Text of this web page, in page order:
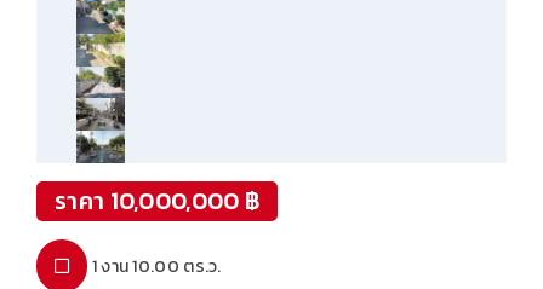
ราคา 10,000,000 ฿
1 งาน 10.00 ตร.ว.